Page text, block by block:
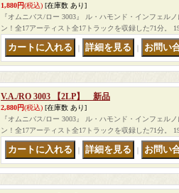
1,880円(税込) [在庫数 あり]
『オムニバス/ロー 3003』 ル・ハモンド・インフェル
ン！全17アーティスト全17トラックを収録した71分
V.A./RO 3003 【2LP】 新品
2,880円(税込) [在庫数 あり]
『オムニバス/ロー 3003』 ル・ハモンド・インフェル
ン！全17アーティスト全17トラックを収録した71分